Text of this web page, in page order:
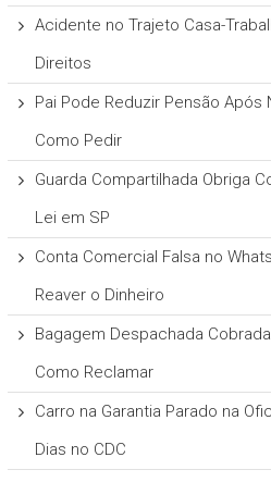
Acidente no Trajeto Casa-
Direitos
Pai Pode Reduzir Pensão Após
Como Pedir
Guarda Compartilhada Obriga
Lei em SP
Conta Comercial Falsa no
Reaver o Dinheiro
Bagagem Despachada
Como Reclamar
Carro na Garantia Parado na
Dias no CDC